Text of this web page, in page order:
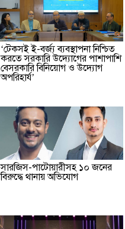
‘টেকসই ই-বর্জ্য ব্যবস্থাপনা নিশ্চিত
করতে সরকারি উদ্যোগের পাশাপাশি
বেসরকারি বিনিয়োগ ও উদ্যোগ
অপরিহার্য’
সারজিস-পাটোয়ারীসহ ১০ জনের
বিরুদ্ধে থানায় অভিযোগ